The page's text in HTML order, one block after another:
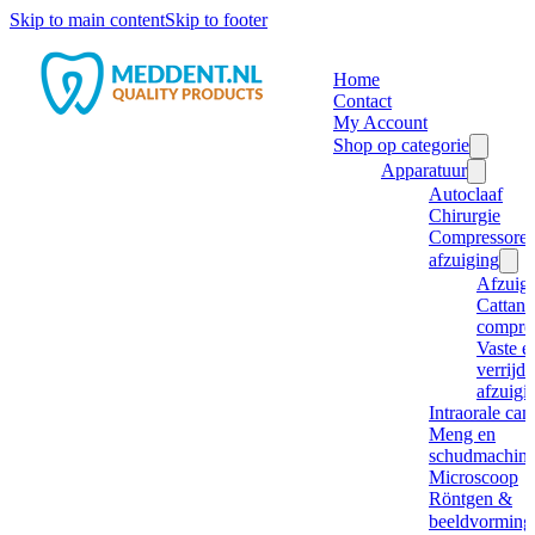
Skip to main contentSkip to footer
Home
Contact
My Account
Shop op categorie
Apparatuur
Autoclaaf
Chirurgie
afzuiging
Cattani
Vaste
Intraorale
Meng en
Microscoop
Röntgen &
beeldvorming